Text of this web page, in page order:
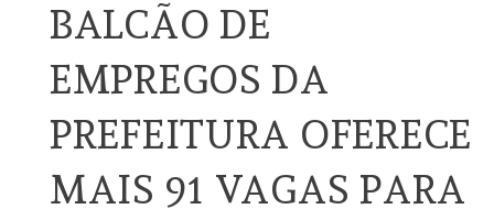
BALCÃO DE
EMPREGOS DA
PREFEITURA OFERECE
MAIS 91 VAGAS PARA